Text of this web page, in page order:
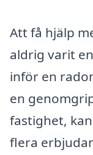
Att få hjälp
aldrig varit
inför en
en
fastighet,
flera